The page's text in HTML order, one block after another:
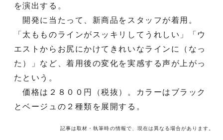
を演出する。
開発に当たって、新商品をスタッフが着用。
「太もものラインがスッキリしてうれしい」「ウ
エストからお尻にかけてきれいなラインに（なっ
た）」など、着用後の変化を実感する声が上がっ
たという。
価格は２８００円（税抜）。カラーはブラック
とベージュの２種類を展開する。
記事は取材・執筆時の情報で、現在は異なる場合があります。